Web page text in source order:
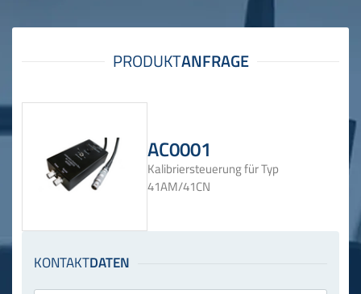
AC0001
Kalibriersteuerung für Typ
41AM/41CN